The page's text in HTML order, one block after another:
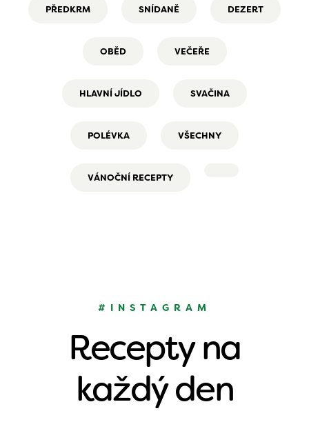
PŘEDKRM SNÍDANĚ DEZERT
OBĚD VEČEŘE
HLAVNÍ JÍDLO SVAČINA
POLÉVKA VŠECHNY
VÁNOČNÍ RECEPTY
#INSTAGRAM
Recepty na
každý den